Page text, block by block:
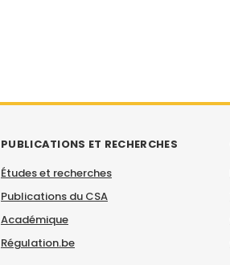
PUBLICATIONS ET RECHERCHES
Études et recherches
Publications du CSA
Académique
Régulation.be